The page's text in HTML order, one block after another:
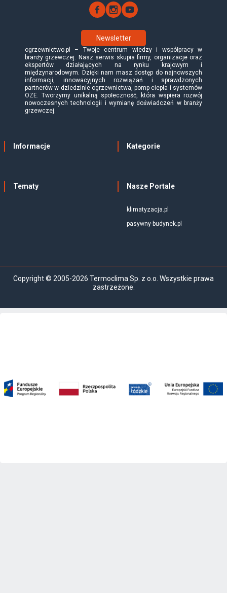
Newsletter
ogrzewnictwo.pl – Twoje centrum wiedzy i współpracy w
branży grzewczej. Nasz serwis skupia firmy, organizacje oraz
ekspertów działających na rynku krajowym i
międzynarodowym. Dzięki nam masz dostęp do najnowszych
informacji, innowacyjnych rozwiązań i sprawdzonych
partnerów w dziedzinie ogrzewnictwa, pomp ciepła i systemów
OZE. Tworzymy unikalną społeczność, która wspiera rozwój
nowoczesnych technologii i wymianę doświadczeń w branży
grzewczej.
Informacje Kategorie
Tematy Nasze Portale
klimatyzacja.pl
pasywny-budynek.pl
Copyright © 2005-2026 Termoclima Sp. z o.o. Wszystkie prawa
zastrzeżone.